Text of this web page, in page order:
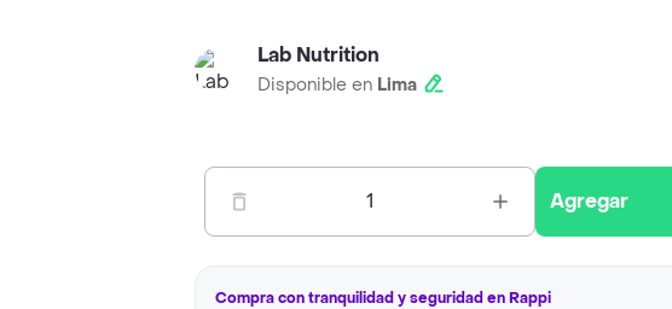
Lab Nutrition
Disponible en Lima
1 Agregar
Compra con tranquilidad y seguridad en Rappi